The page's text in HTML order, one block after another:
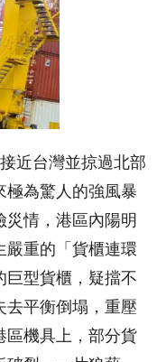
近台灣並掠過北部
極為驚人的強風暴
情，港區內陽明
嚴重的「貨櫃連環
巨型貨櫃，疑擋不
去平衡倒塌，重壓
區機具上，部分貨